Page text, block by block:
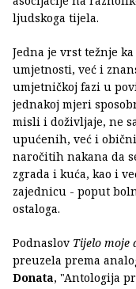
ljudskoga tijela.
Jedna je vrst težnje
umjetnosti, već i
umjetničkoj fazi u
jednakoj mjeri
misli i doživljaje, ne
upućenih, već i
naročitih nakana da
zgrada i kuća, kao i
zajednicu - poput
ostaloga.
Podnaslov Tijelo moje
preuzela prema
Donata, "Antologija